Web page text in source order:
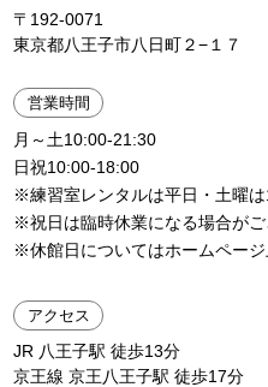
〒192-0071
東京都八王子市八日町２−１７
営業時間
月～土10:00-21:30
日祝10:00-18:00
※練習室レンタルは平日・土曜
※祝日は臨時休業になる場合がご
※休館日についてはホームページ
アクセス
JR 八王子駅 徒歩13分
京王線 京王八王子駅 徒歩17分